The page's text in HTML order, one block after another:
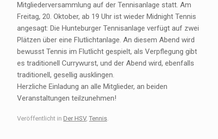
Mitgliederversammlung auf der Tennisanlage statt. Am
Freitag, 20. Oktober, ab 19 Uhr ist wieder Midnight Tennis
angesagt: Die Hunteburger Tennisanlage verfügt auf zwei
Plätzen über eine Flutlichtanlage. An diesem Abend wird
bewusst Tennis im Flutlicht gespielt, als Verpflegung gibt
es traditionell Currywurst, und der Abend wird, ebenfalls
traditionell, gesellig ausklingen.
Herzliche Einladung an alle Mitglieder, an beiden
Veranstaltungen teilzunehmen!
Veröffentlicht in Der HSV, Tennis